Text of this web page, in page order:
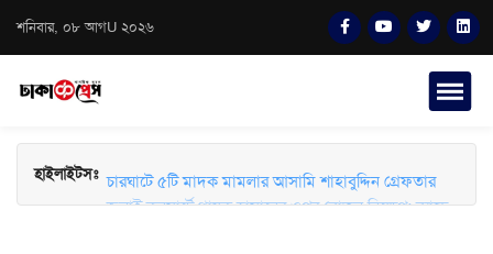
শনিবার, ০৮ আগU ২০২৬
হাইলাইটসঃ চারঘাটে ৫টি মাদক মামলার আসামি শাহাবুদ্দিন গ্রেফতার